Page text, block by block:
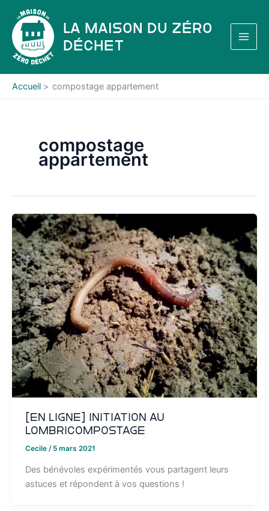
contenu
La Maison du Zéro
Déchet
Accueil compostage appartement
compostage
appartement
[EN LIGNE] Initiation au
lombricompostage
Cecile / 5 mars 2021
Des bénévoles expérimentés vous partagent leurs
astuces et répondent à vos questions !